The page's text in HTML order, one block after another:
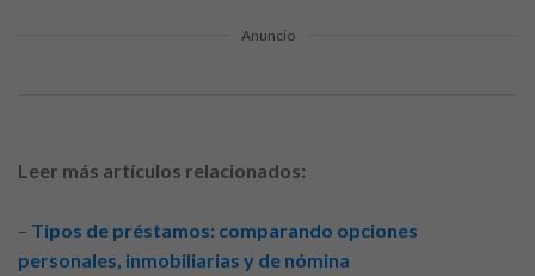
Anuncio
Leer más artículos relacionados:
– Tipos de préstamos: comparando opciones
personales, inmobiliarias y de nómina